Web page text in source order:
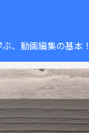
、動画編集の基本！